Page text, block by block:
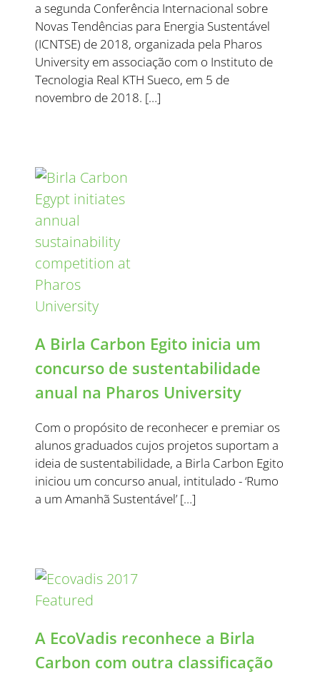
a segunda Conferência Internacional sobre
Novas Tendências para Energia Sustentável
(ICNTSE) de 2018, organizada pela Pharos
University em associação com o Instituto de
Tecnologia Real KTH Sueco, em 5 de
novembro de 2018. […]
A Birla Carbon Egito inicia um
concurso de sustentabilidade
anual na Pharos University
Com o propósito de reconhecer e premiar os
alunos graduados cujos projetos suportam a
ideia de sustentabilidade, a Birla Carbon Egito
iniciou um concurso anual, intitulado - ‘Rumo
a um Amanhã Sustentável’ […]
A EcoVadis reconhece a Birla
Carbon com outra classificação